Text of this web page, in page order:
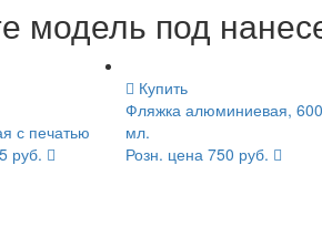
модель под
с печатью
руб.
Купить
Фляжка алюминиевая, 600
мл.
Розн. цена 750 руб.